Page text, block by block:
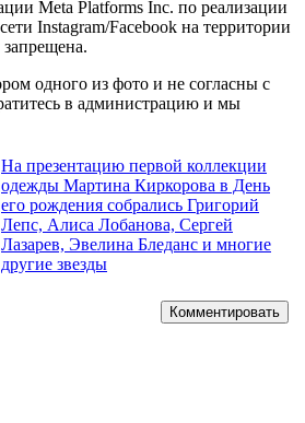
Meta Platforms Inc. по реализации
Instagram/Facebook на территории
одного из фото и не согласны с
в администрацию и мы
На презентацию первой коллекции
одежды Мартина Киркорова в День
его рождения собрались Григорий
Лепс, Алиса Лобанова, Сергей
Лазарев, Эвелина Бледанс и многие
другие звезды
Комментировать